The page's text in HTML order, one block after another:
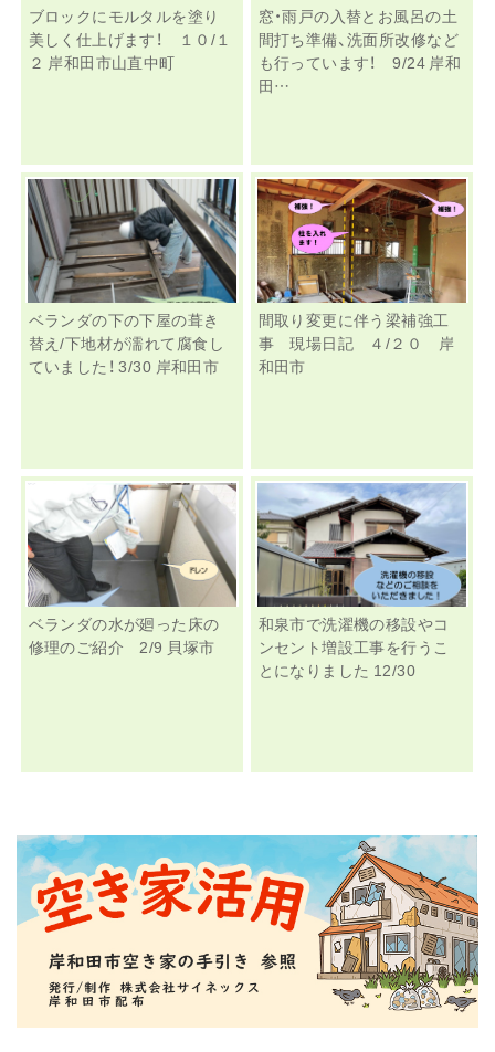
ブロックにモルタルを塗り
美しく仕上げます！ １０/１
２ 岸和田市山直中町
窓・雨戸の入替とお風呂の土
間打ち準備、洗面所改修など
も行っています！ 9/24 岸和
田…
ベランダの下の下屋の葺き
替え/下地材が濡れて腐食し
ていました！ 3/30 岸和田市
間取り変更に伴う梁補強工
事 現場日記 ４/２０ 岸
和田市
ベランダの水が廻った床の
修理のご紹介 2/9 貝塚市
和泉市で洗濯機の移設やコ
ンセント増設工事を行うこ
とになりました 12/30